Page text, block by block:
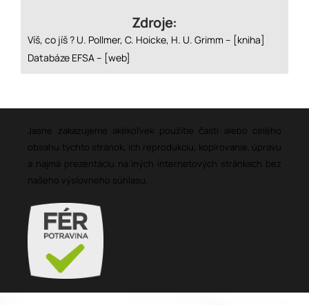
Zdroje:
Víš, co jíš ? U. Pollmer, C. Hoicke, H. U. Grimm – [kniha]
Databáze EFSA – [web]
Jasne zakazujeme akékoľvek použitie časti alebo celého
obsahu týchto stránok, ich reprodukciu, kopírovanie, úpravu
a najmä prezentáciu na iných internetových stránkach bez
našeho výslovneho súhlasu.